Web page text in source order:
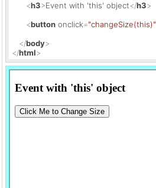
<h3>Event with 'this' object</h3>
<button onclick="changeSize(this)"
</body>
</html>